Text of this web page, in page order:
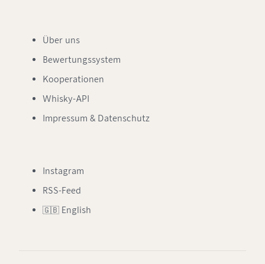
Über uns
Bewertungssystem
Kooperationen
Whisky-API
Impressum & Datenschutz
Instagram
RSS-Feed
🇬🇧 English